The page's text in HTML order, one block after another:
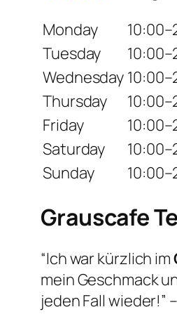
Monday
Tuesday
Wednesday
Thursday
Friday
Saturday
Sunday
Grauscafe
“Ich war kürzlich im
mein Geschmack
jeden Fall wieder!” –